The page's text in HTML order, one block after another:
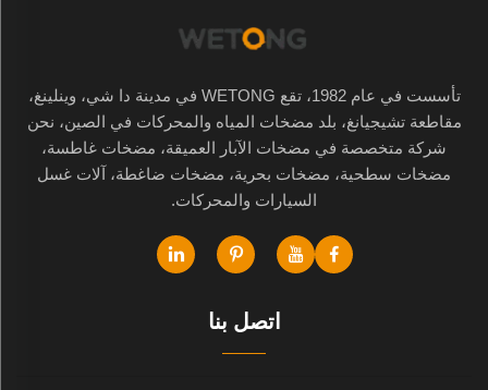
تأسست في عام 1982، تقع WETONG في مدينة دا شي، وينلينغ،
مقاطعة تشيجيانغ، بلد مضخات المياه والمحركات في الصين، نحن
شركة متخصصة في مضخات الآبار العميقة، مضخات غاطسة،
مضخات سطحية، مضخات بحرية، مضخات ضاغطة، آلات غسل
السيارات والمحركات.
اتصل بنا